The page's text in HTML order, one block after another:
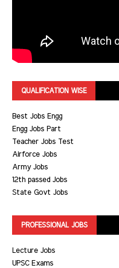
QUALIFICATION WISE
Best Jobs Engg
Engg Jobs Part
Teacher Jobs Test
Airforce Jobs
Army Jobs
12th passed Jobs
State Govt Jobs
PROFESSIONAL JOBS
Lecture Jobs
UPSC Exams